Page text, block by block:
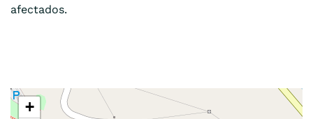
afectados.
+